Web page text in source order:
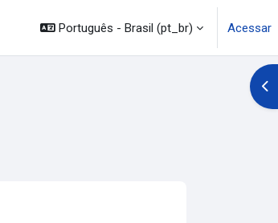
Português - Brasil ‎(pt_br)‎ Acessar